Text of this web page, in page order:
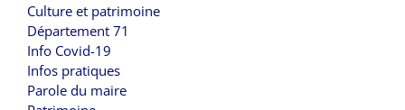
Culture et patrimoine
Département 71
Info Covid-19
Infos pratiques
Parole du maire